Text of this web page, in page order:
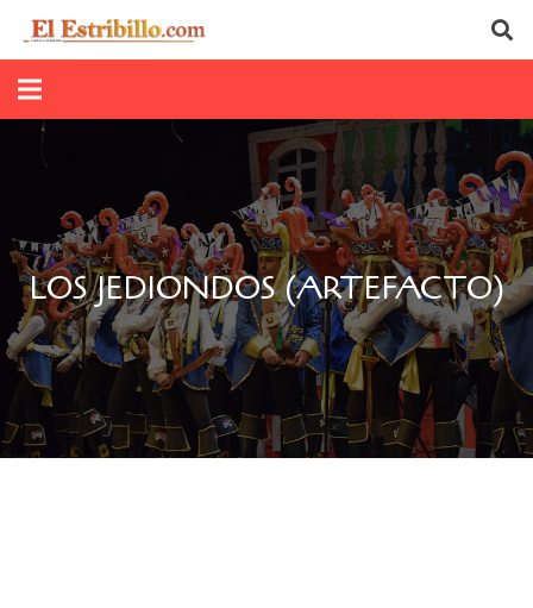
LOS JEDIONDOS (ARTEFACTO)